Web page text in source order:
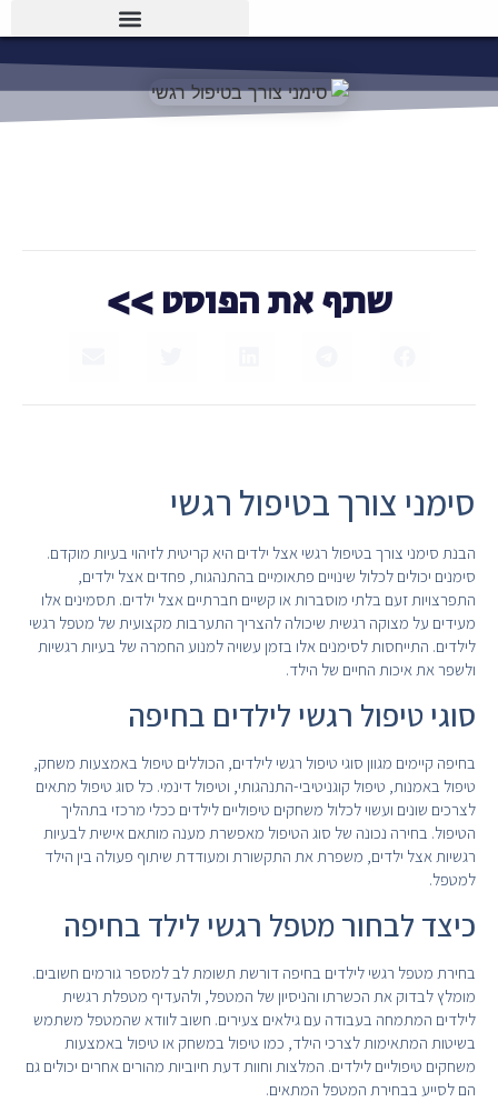
שתף את הפוסט >>
סימני צורך בטיפול רגשי
הבנת סימני צורך בטיפול רגשי אצל ילדים היא קריטית לזיהוי בעיות מוקדם.
סימנים יכולים לכלול שינויים פתאומיים בהתנהגות, פחדים אצל ילדים,
התפרצויות זעם בלתי מוסברות או קשיים חברתיים אצל ילדים. תסמינים אלו
מעידים על מצוקה רגשית שיכולה להצריך התערבות מקצועית של מטפל רגשי
לילדים. התייחסות לסימנים אלו בזמן עשויה למנוע החמרה של בעיות רגשיות
ולשפר את איכות החיים של הילד.
סוגי טיפול רגשי לילדים בחיפה
בחיפה קיימים מגוון סוגי טיפול רגשי לילדים, הכוללים טיפול באמצעות משחק,
טיפול באמנות, טיפול קוגניטיבי-התנהגותי, וטיפול דינמי. כל סוג טיפול מתאים
לצרכים שונים ועשוי לכלול משחקים טיפוליים לילדים ככלי מרכזי בתהליך
הטיפול. בחירה נכונה של סוג הטיפול מאפשרת מענה מותאם אישית לבעיות
רגשיות אצל ילדים, משפרת את התקשורת ומעודדת שיתוף פעולה בין הילד
למטפל.
כיצד לבחור מטפל רגשי לילד בחיפה
בחירת מטפל רגשי לילדים בחיפה דורשת תשומת לב למספר גורמים חשובים.
מומלץ לבדוק את הכשרתו והניסיון של המטפל, ולהעדיף מטפלת רגשית
לילדים המתמחה בעבודה עם גילאים צעירים. חשוב לוודא שהמטפל משתמש
בשיטות המתאימות לצרכי הילד, כמו טיפול במשחק או טיפול באמצעות
משחקים טיפוליים לילדים. המלצות וחוות דעת חיוביות מהורים אחרים יכולים גם
הם לסייע בבחירת המטפל המתאים.